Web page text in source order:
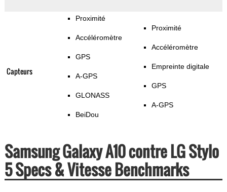
Capteurs
Proximité
Accéléromètre
GPS
A-GPS
GLONASS
BeiDou
Proximité
Accéléromètre
Empreinte digitale
GPS
A-GPS
Samsung Galaxy A10 contre LG Stylo
5 Specs & Vitesse Benchmarks